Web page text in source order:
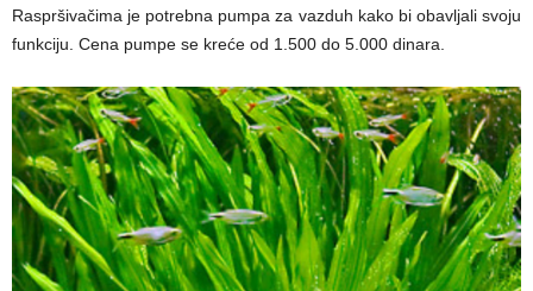
Raspršivačima je potrebna pumpa za vazduh kako bi obavljali svoju
funkciju. Cena pumpe se kreće od 1.500 do 5.000 dinara.